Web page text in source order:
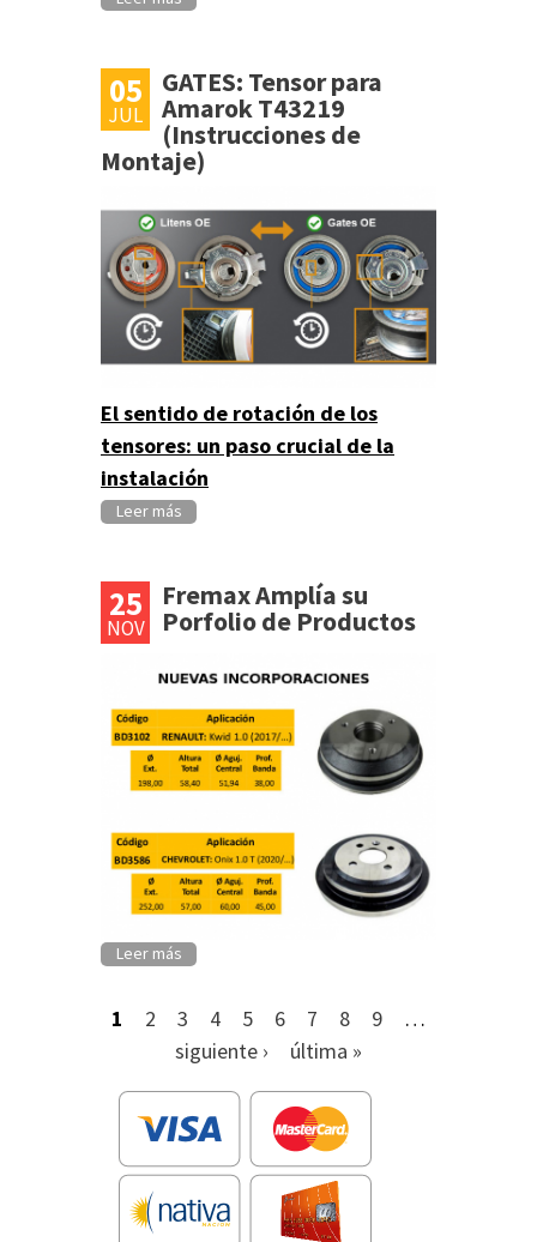
05
JUL
GATES: Tensor para
Amarok T43219
(Instrucciones de
Montaje)
El sentido de rotación de los
tensores: un paso crucial de la
instalación
Leer más
25
NOV
Fremax Amplía su
Porfolio de Productos
Leer más
1 2 3 4 5 6 7 8 9
…
siguiente ›
última »